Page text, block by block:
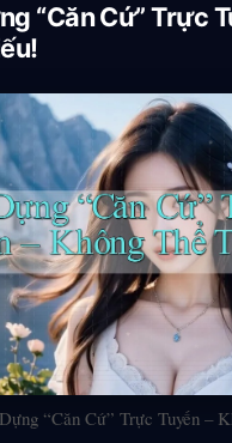
“Căn Cứ” Trực
“Căn Cứ” Trực Tuyến –